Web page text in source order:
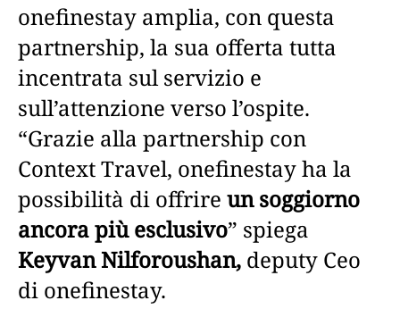
onefinestay amplia, con questa
partnership, la sua offerta tutta
incentrata sul servizio e
sull’attenzione verso l’ospite.
“Grazie alla partnership con
Context Travel, onefinestay ha la
possibilità di offrire un soggiorno
ancora più esclusivo” spiega
Keyvan Nilforoushan, deputy Ceo
di onefinestay.